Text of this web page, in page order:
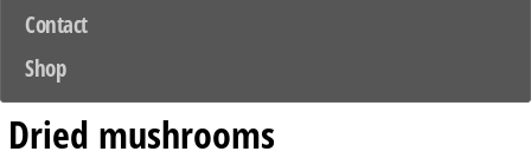
Contact
Shop
Dried mushrooms